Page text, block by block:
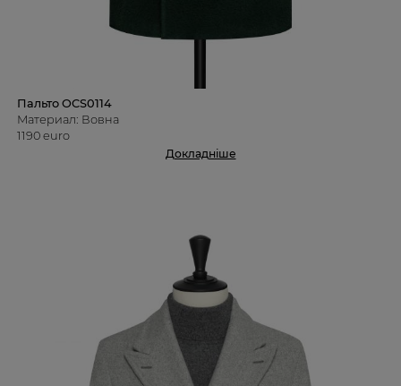
Пальто OCS0114
Материал: Вовна
1190 euro
Докладніше